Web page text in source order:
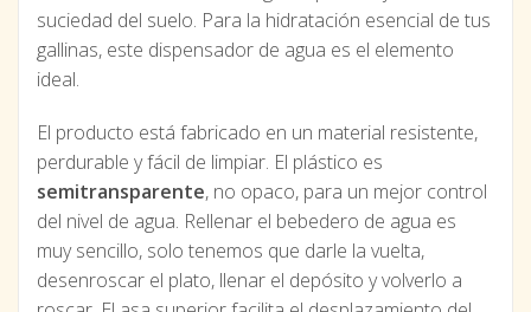
suciedad del suelo. Para la hidratación esencial de tus
gallinas, este dispensador de agua es el elemento
ideal.
El producto está fabricado en un material resistente,
perdurable y fácil de limpiar. El plástico es
semitransparente, no opaco, para un mejor control
del nivel de agua. Rellenar el bebedero de agua es
muy sencillo, solo tenemos que darle la vuelta,
desenroscar el plato, llenar el depósito y volverlo a